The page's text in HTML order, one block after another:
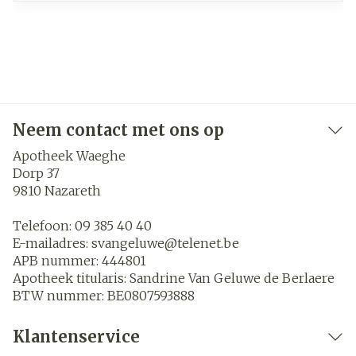
Neem contact met ons op
Apotheek Waeghe
Dorp 37
9810 Nazareth
Telefoon: 09 385 40 40
E-mailadres: svangeluwe@telenet.be
APB nummer: 444801
Apotheek titularis: Sandrine Van Geluwe de Berlaere
BTW nummer: BE0807593888
Klantenservice